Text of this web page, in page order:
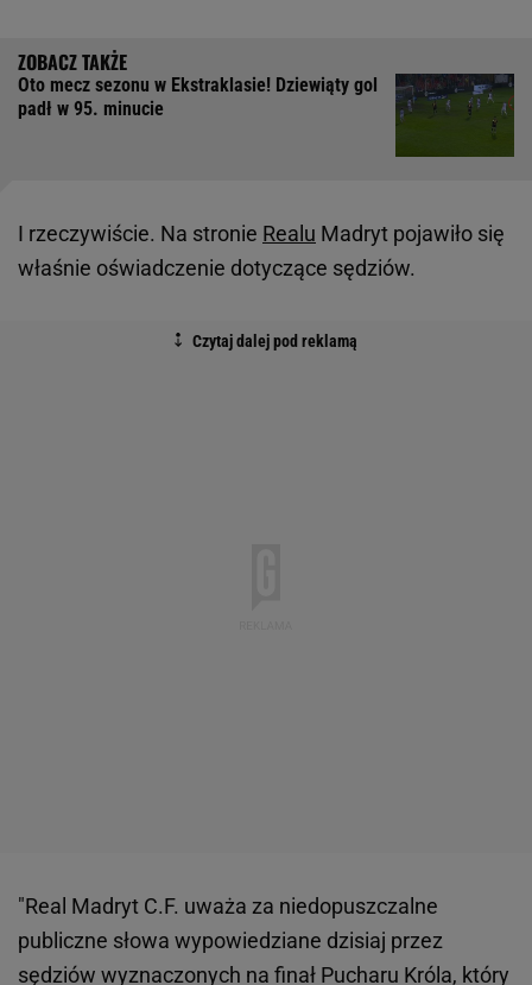
Oto mecz sezonu w Ekstraklasie! Dziewiąty gol
padł w 95. minucie
I rzeczywiście. Na stronie Realu Madryt pojawiło się
właśnie oświadczenie dotyczące sędziów.
"Real Madryt C.F. uważa za niedopuszczalne
publiczne słowa wypowiedziane dzisiaj przez
sędziów wyznaczonych na finał Pucharu Króla, który